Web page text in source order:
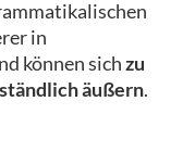
in
können sichzu
äußern.